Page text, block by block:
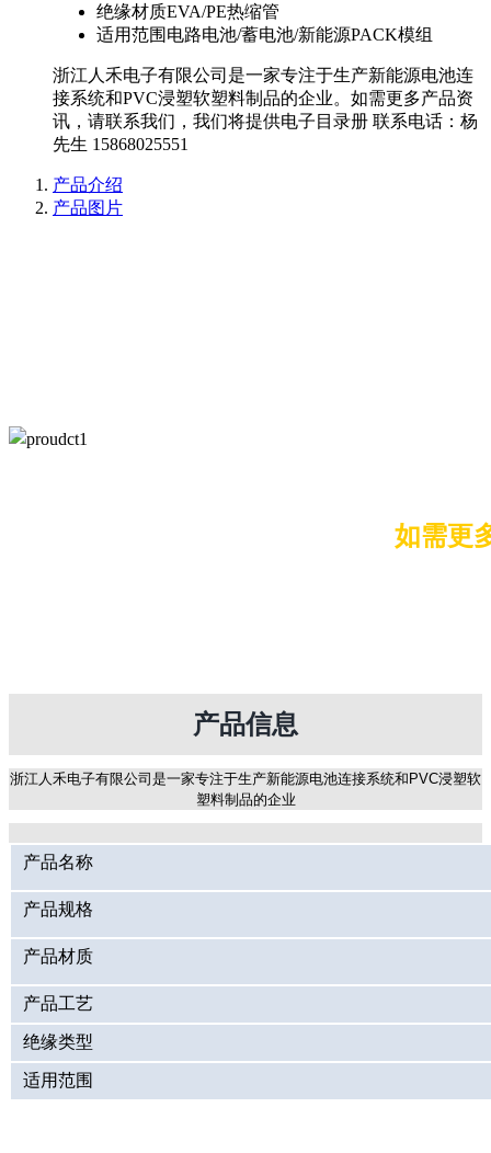
绝缘材质EVA/PE热缩管
适用范围 电路电池/蓄电池/新能源PACK模组
浙江人禾电子有限公司是一家专注于生产新能源电池连
接系统和PVC浸塑软塑料制品的企业。如需更多产品资
讯，请联系我们，我们将提供电子目录册 联系电话：杨
先生 15868025551
产品介绍
产品图片
如需更
产品信息
浙江人禾电子有限公司是一家专注于生产新能源电池连接系统和PVC浸塑软
塑料制品的企业
产品名称
产品规格
产品材质
产品工艺
绝缘类型
适用范围